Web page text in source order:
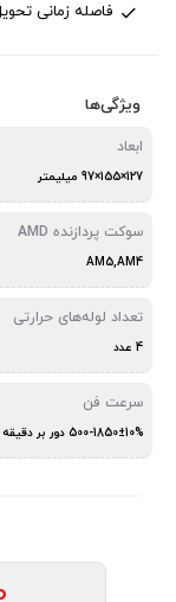
فاصله زمانی
ویژگی‌ها
ابعاد
127×155×97 میلیمتر
سوکت پردازنده AMD
AM5,AM4
تعداد لوله‌های حرارتی
4 عدد
سرعت فن
500-1850±10% دور بر دقیقه